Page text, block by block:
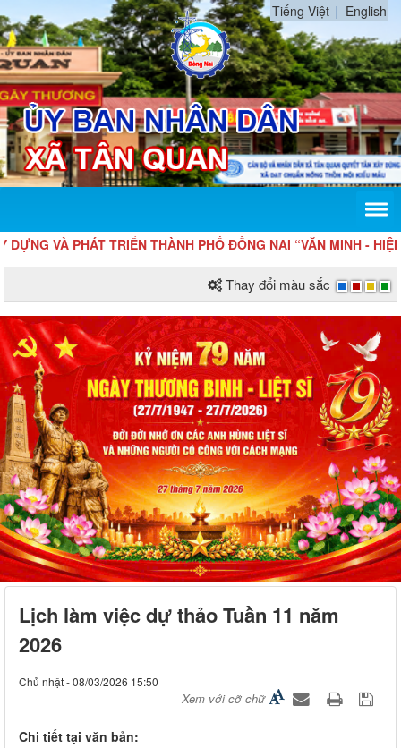
Tiếng Việt English
VÀ PHÁT TRIỂN THÀNH PHỐ ĐỒNG NAI “VĂN MINH - HIỆN
Thay đổi màu sắc
Lịch làm việc dự thảo Tuần 11 năm
2026
Chủ nhật - 08/03/2026 15:50
Xem với cỡ chữ
Chi tiết tại văn bản: